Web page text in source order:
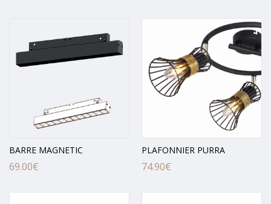
BARRE MAGNETIC
69.00€
PLAFONNIER PURRA
74.90€